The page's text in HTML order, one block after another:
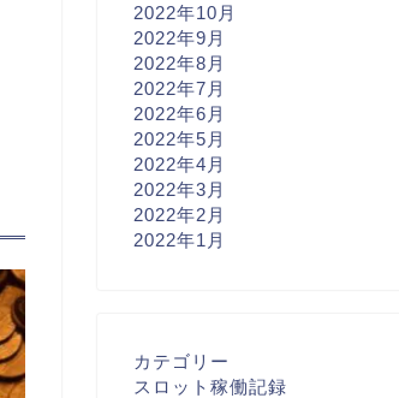
2022年10月
2022年9月
2022年8月
2022年7月
2022年6月
2022年5月
2022年4月
2022年3月
2022年2月
2022年1月
カテゴリー
スロット稼働記録